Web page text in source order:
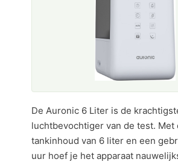
De Auronic 6 Liter is de
luchtbevochtiger van de test. Met
tankinhoud van 6 liter en een
uur hoef je het apparaat